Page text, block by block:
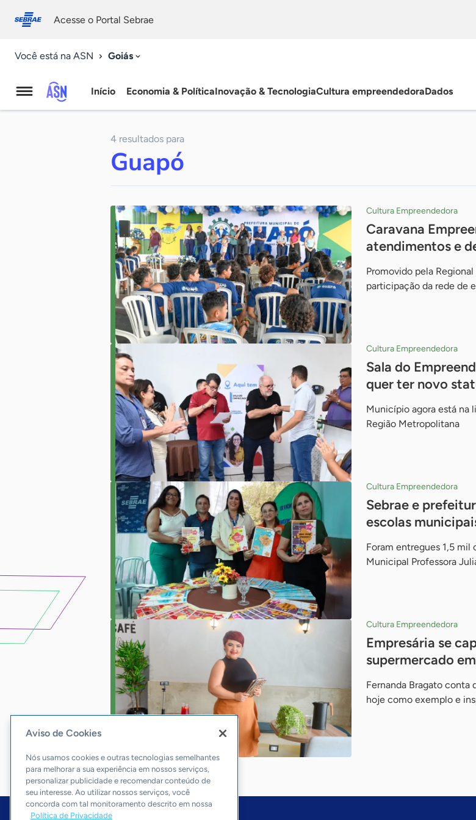
conosco
Acesse o Portal Sebrae
Você está na ASN Goiás
Agência
Notícias
Início Economia & PolíticaInovação & TecnologiaCultura empreendedoraDados
4 resultados para
Guapó
Cultura Empreendedora
Caravana
atendimentos e
Promovido pela
participação da rede de
Cultura Empreendedora
Sala do
quer ter novo
Município agora está na
Região Metropolitana
Cultura Empreendedora
Sebrae e
escolas
Foram entregues 1,5 mil
Municipal Professora
Cultura Empreendedora
Empresária se
supermercado
Fernanda Bragato conta
hoje como exemplo e
Aviso de Cookies
Nós usamos cookies e outras tecnologias semelhantes
para melhorar a sua experiência em nossos serviços,
personalizar publicidade e recomendar conteúdo de
seu interesse. Ao utilizar nossos serviços, você
concorda com tal monitoramento descrito em nossa
Política de Privacidade